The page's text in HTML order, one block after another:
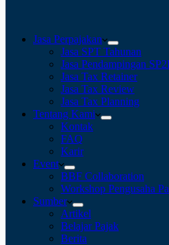
Jasa Perpajakan
Jasa SPT Tahunan
Jasa Pendampingan
Jasa Tax Retainer
Jasa Tax Review
Jasa Tax Planning
Tentang Kami
Kontak
FAQ
Karir
Event
BBF Collaboration
Workshop Pengusaha
Sumber
Artikel
Belajar Pajak
Berita